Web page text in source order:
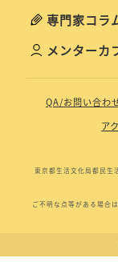
専門家コラ
メンターカ
QA/お問い合わ
ア
東京都生活文化局都民
ご不明な点等がある場合